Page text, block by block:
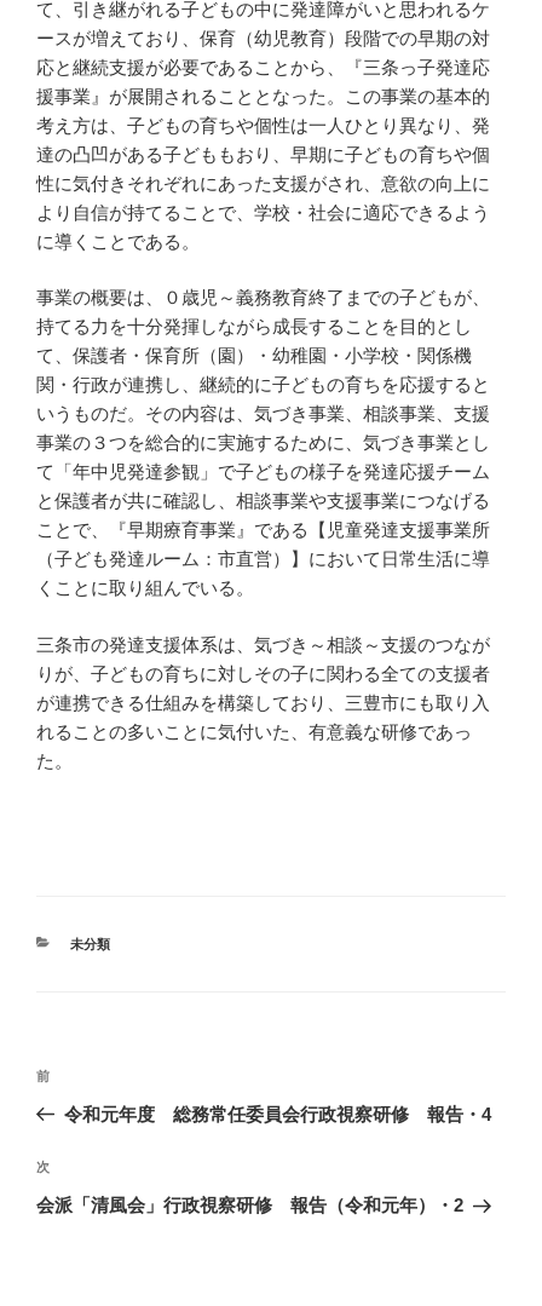
て、引き継がれる子どもの中に発達障がいと思われるケ
ースが増えており、保育（幼児教育）段階での早期の対
応と継続支援が必要であることから、『三条っ子発達応
援事業』が展開されることとなった。この事業の基本的
考え方は、子どもの育ちや個性は一人ひとり異なり、発
達の凸凹がある子どももおり、早期に子どもの育ちや個
性に気付きそれぞれにあった支援がされ、意欲の向上に
より自信が持てることで、学校・社会に適応できるよう
に導くことである。
事業の概要は、０歳児～義務教育終了までの子どもが、
持てる力を十分発揮しながら成長することを目的とし
て、保護者・保育所（園）・幼稚園・小学校・関係機
関・行政が連携し、継続的に子どもの育ちを応援すると
いうものだ。その内容は、気づき事業、相談事業、支援
事業の３つを総合的に実施するために、気づき事業とし
て「年中児発達参観」で子どもの様子を発達応援チーム
と保護者が共に確認し、相談事業や支援事業につなげる
ことで、『早期療育事業』である【児童発達支援事業所
（子ども発達ルーム：市直営）】において日常生活に導
くことに取り組んでいる。
三条市の発達支援体系は、気づき～相談～支援のつなが
りが、子どもの育ちに対しその子に関わる全ての支援者
が連携できる仕組みを構築しており、三豊市にも取り入
れることの多いことに気付いた、有意義な研修であっ
た。
カ
未分類
投
ビ
ゲ
過
去
投
稿
前
令和元年度 総務常任委員会行政視察研修 報告・4
次
の
次
会派「清風会」行政視察研修 報告（令和元年）・2